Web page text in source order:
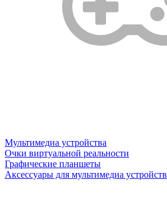
Мультимедиа устройства
Очки виртуальной реальности
Графические планшеты
Аксессуары для мультимедиа устройств